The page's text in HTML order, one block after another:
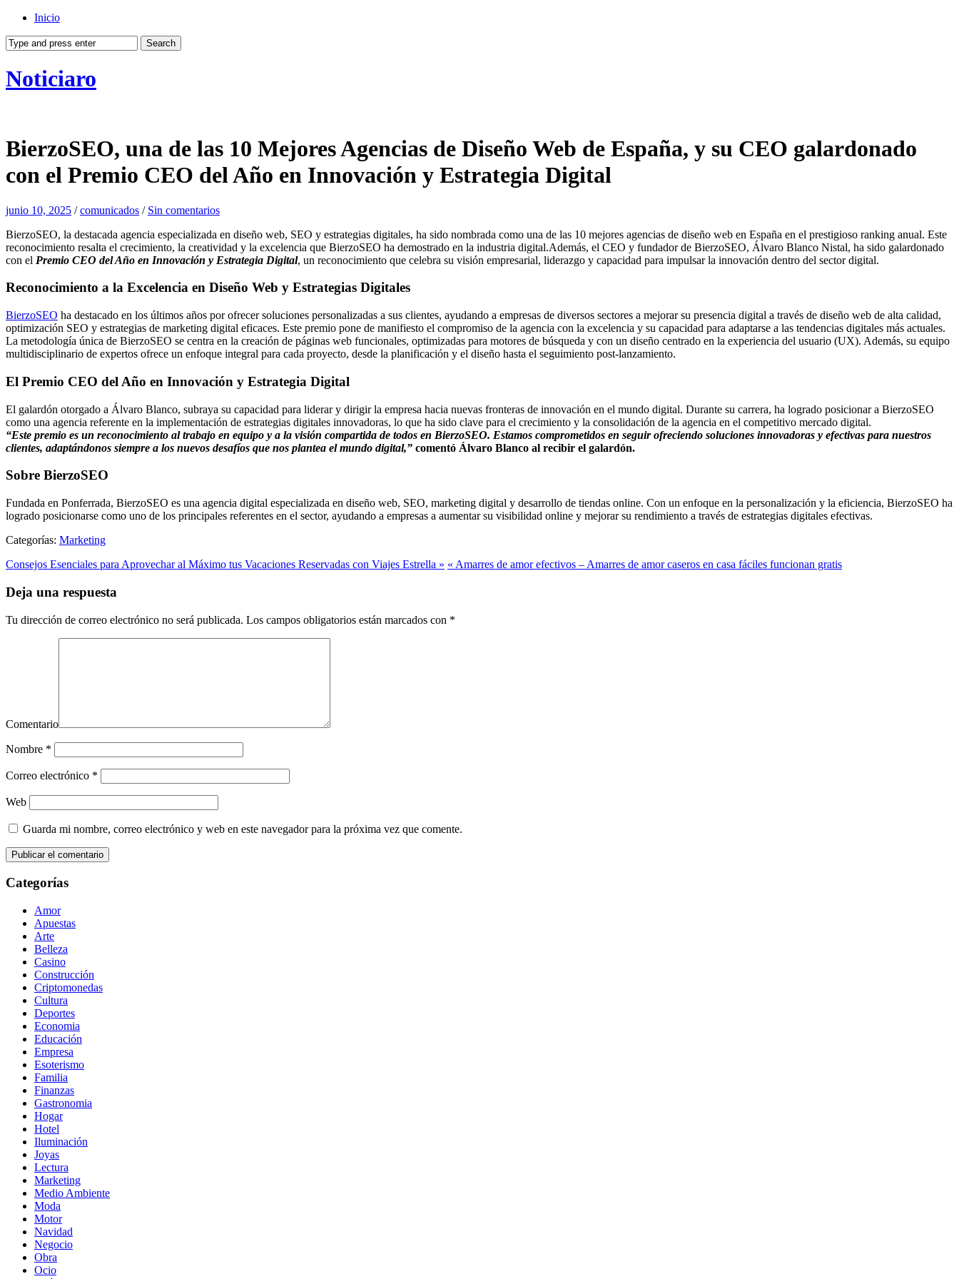
Inicio
Noticiaro
BierzoSEO, una de las 10 Mejores Agencias de Diseño Web de España, y su CEO galardonado
con el Premio CEO del Año en Innovación y Estrategia Digital
junio 10, 2025 /comunicados / Sin comentarios
BierzoSEO, la destacada agencia especializada en diseño web, SEO y estrategias digitales, ha sido nombrada como una de las 10 mejores agencias de diseño web en España en el prestigioso ranking anual. Este
reconocimiento resalta el crecimiento, la creatividad y la excelencia que BierzoSEO ha demostrado en la industria digital.Además, el CEO y fundador de BierzoSEO, Álvaro Blanco Nistal, ha sido galardonado
con el Premio CEO del Año en Innovación y Estrategia Digital, un reconocimiento que celebra su visión empresarial, liderazgo y capacidad para impulsar la innovación dentro del sector digital.
Reconocimiento a la Excelencia en Diseño Web y Estrategias Digitales
BierzoSEO ha destacado en los últimos años por ofrecer soluciones personalizadas a sus clientes, ayudando a empresas de diversos sectores a mejorar su presencia digital a través de diseño web de alta calidad,
optimización SEO y estrategias de marketing digital eficaces. Este premio pone de manifiesto el compromiso de la agencia con la excelencia y su capacidad para adaptarse a las tendencias digitales más actuales.
La metodología única de BierzoSEO se centra en la creación de páginas web funcionales, optimizadas para motores de búsqueda y con un diseño centrado en la experiencia del usuario (UX). Además, su equipo
multidisciplinario de expertos ofrece un enfoque integral para cada proyecto, desde la planificación y el diseño hasta el seguimiento post-lanzamiento.
El Premio CEO del Año en Innovación y Estrategia Digital
El galardón otorgado a Álvaro Blanco, subraya su capacidad para liderar y dirigir la empresa hacia nuevas fronteras de innovación en el mundo digital. Durante su carrera, ha logrado posicionar a BierzoSEO
como una agencia referente en la implementación de estrategias digitales innovadoras, lo que ha sido clave para el crecimiento y la consolidación de la agencia en el competitivo mercado digital.
“Este premio es un reconocimiento al trabajo en equipo y a la visión compartida de todos en BierzoSEO. Estamos comprometidos en seguir ofreciendo soluciones innovadoras y efectivas para nuestros
clientes, adaptándonos siempre a los nuevos desafíos que nos plantea el mundo digital,” comentó Álvaro Blanco al recibir el galardón.
Sobre BierzoSEO
Fundada en Ponferrada, BierzoSEO es una agencia digital especializada en diseño web, SEO, marketing digital y desarrollo de tiendas online. Con un enfoque en la personalización y la eficiencia, BierzoSEO ha
logrado posicionarse como uno de los principales referentes en el sector, ayudando a empresas a aumentar su visibilidad online y mejorar su rendimiento a través de estrategias digitales efectivas.
Categorías: Marketing
Consejos Esenciales para Aprovechar al Máximo tus Vacaciones Reservadas con Viajes Estrella » « Amarres de amor efectivos – Amarres de amor caseros en casa fáciles funcionan gratis
Deja una respuesta
Tu dirección de correo electrónico no será publicada. Los campos obligatorios están marcados con *
Comentario
Nombre *
Correo electrónico *
Web
Guarda mi nombre, correo electrónico y web en este navegador para la próxima vez que comente.
Categorías
Amor
Apuestas
Arte
Belleza
Casino
Construcción
Criptomonedas
Cultura
Deportes
Economia
Educación
Empresa
Esoterismo
Familia
Finanzas
Gastronomia
Hogar
Hotel
Iluminación
Joyas
Lectura
Marketing
Medio Ambiente
Moda
Motor
Navidad
Negocio
Obra
Ocio